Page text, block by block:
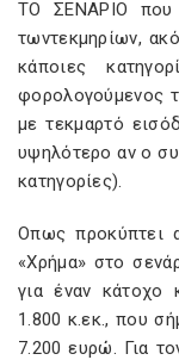
ΤΟ ΣΕΝΑΡΙΟ που
τωντεκµηρίων,
κάποιες
φορολογούµενος
µε τεκµαρτό
υψηλότερο αν ο
κατηγορίες).
Οπως προκύπτει
«Χρήµα» στο
για έναν κάτοχο
1.800 κ.εκ., που
7.200 ευρώ. Για